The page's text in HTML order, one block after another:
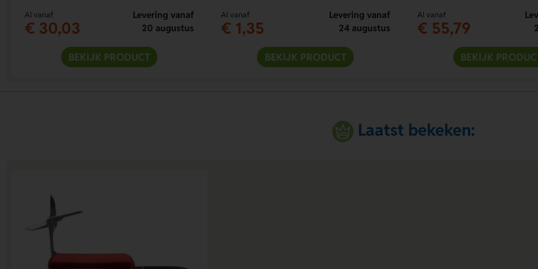
Al vanaf
€ 30,03
Levering vanaf
20 augustus
BEKIJK PRODUCT
Al vanaf
€ 1,35
Levering vanaf
24 augustus
BEKIJK PRODUCT
Al vanaf
€ 55,79
BEKIJK
Laatst bekeken: